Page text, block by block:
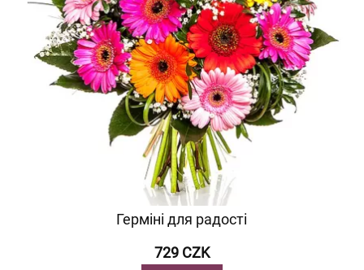
Герміні для радості
729 CZK